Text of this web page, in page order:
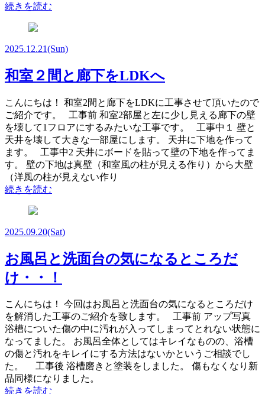
続きを読む
2025.12.21(Sun)
和室２間と廊下をLDKへ
こんにちは！ 和室2間と廊下をLDKに工事させて頂いたので
ご紹介です。 工事前 和室2部屋と左に少し見える廊下の壁
を壊して1フロアにするみたいな工事です。 工事中１ 壁と
天井を壊して大きな一部屋にします。 天井に下地を作って
ます。 工事中2 天井にボードを貼って壁の下地を作ってま
す。 壁の下地は真壁（和室風の柱が見える作り）から大壁
（洋風の柱が見えない作り
続きを読む
2025.09.20(Sat)
お風呂と洗面台の気になるところだ
け・・！
こんにちは！ 今回はお風呂と洗面台の気になるところだけ
を解消した工事のご紹介を致します。 工事前 アップ写真
浴槽についた傷の中に汚れが入ってしまってとれない状態に
なってました。 お風呂全体としてはキレイなものの、浴槽
の傷と汚れをキレイにする方法はないかというご相談でし
た。 工事後 浴槽磨きと塗装をしました。 傷もなくなり新
品同様になりました。
続きを読む